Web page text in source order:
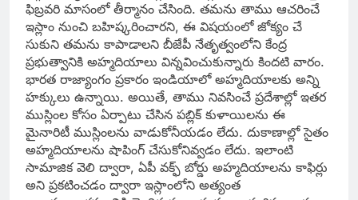
ఫిబ్రవరి మాసంలో తీర్మానం చేసింది. తమను తాము ఆచరించే
ఇస్లాం నుంచి బహిష్కరించారని, ఈ విషయంలో జోక్యం చే
సుకుని తమను కాపాడాలని బీజేపీ నేతృత్వంలోని కేంద్ర
ప్రభుత్వానికి అహ్మదియాలు విన్నవించుకున్నారు కిందటి వారం.
భారత రాజ్యాంగం ప్రకారం ఇండియాలో అహ్మదియాలకు అన్ని
హక్కులు ఉన్నాయి. అయితే, తాము నివసించే ప్రదేశాల్లో ఇతర
ముస్లింల కోసం ఏర్పాటు చేసిన పబ్లిక్‌ కుళాయిలను ఈ
మైనారిటీ ముస్లింలను వాడుకోనీయడం లేదు. దుకాణాల్లో సైతం
అహ్మదియాలను షాపింగ్‌ చేసుకోనివ్వడం లేదు. ఇలాంటి
సామాజిక వెలి ద్వారా, ఏపీ వక్ఫ్‌ బోర్డు అహ్మదియాలను కాఫిర్లు
అని ప్రకటించడం ద్వారా ఇస్లాంలోని అత్యంత